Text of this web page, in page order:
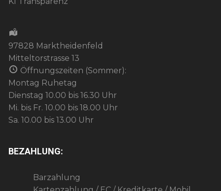
97828 Marktheidenfeld
Mitteltorstrasse 13
Öffnungszeiten (Sommer):
Montag Ruhetag
Dienstag 10.00 bis 16.30 Uhr
Mi. bis Fr. 10.00 bis 18.00 Uhr
Sa. 10.00 bis 13.00 Uhr
BEZAHLUNG:
Barzahlung